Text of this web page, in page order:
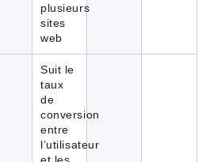
plusieurs
sites
web
Suit le
taux
de
conversion
entre
l’utilisateur